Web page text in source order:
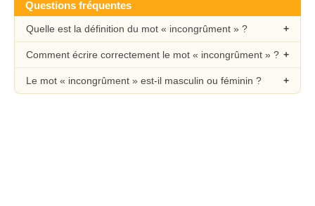
Questions fréquentes
Quelle est la définition du mot « incongrûment » ?
Comment écrire correctement le mot « incongrûment » ?
Le mot « incongrûment » est-il masculin ou féminin ?